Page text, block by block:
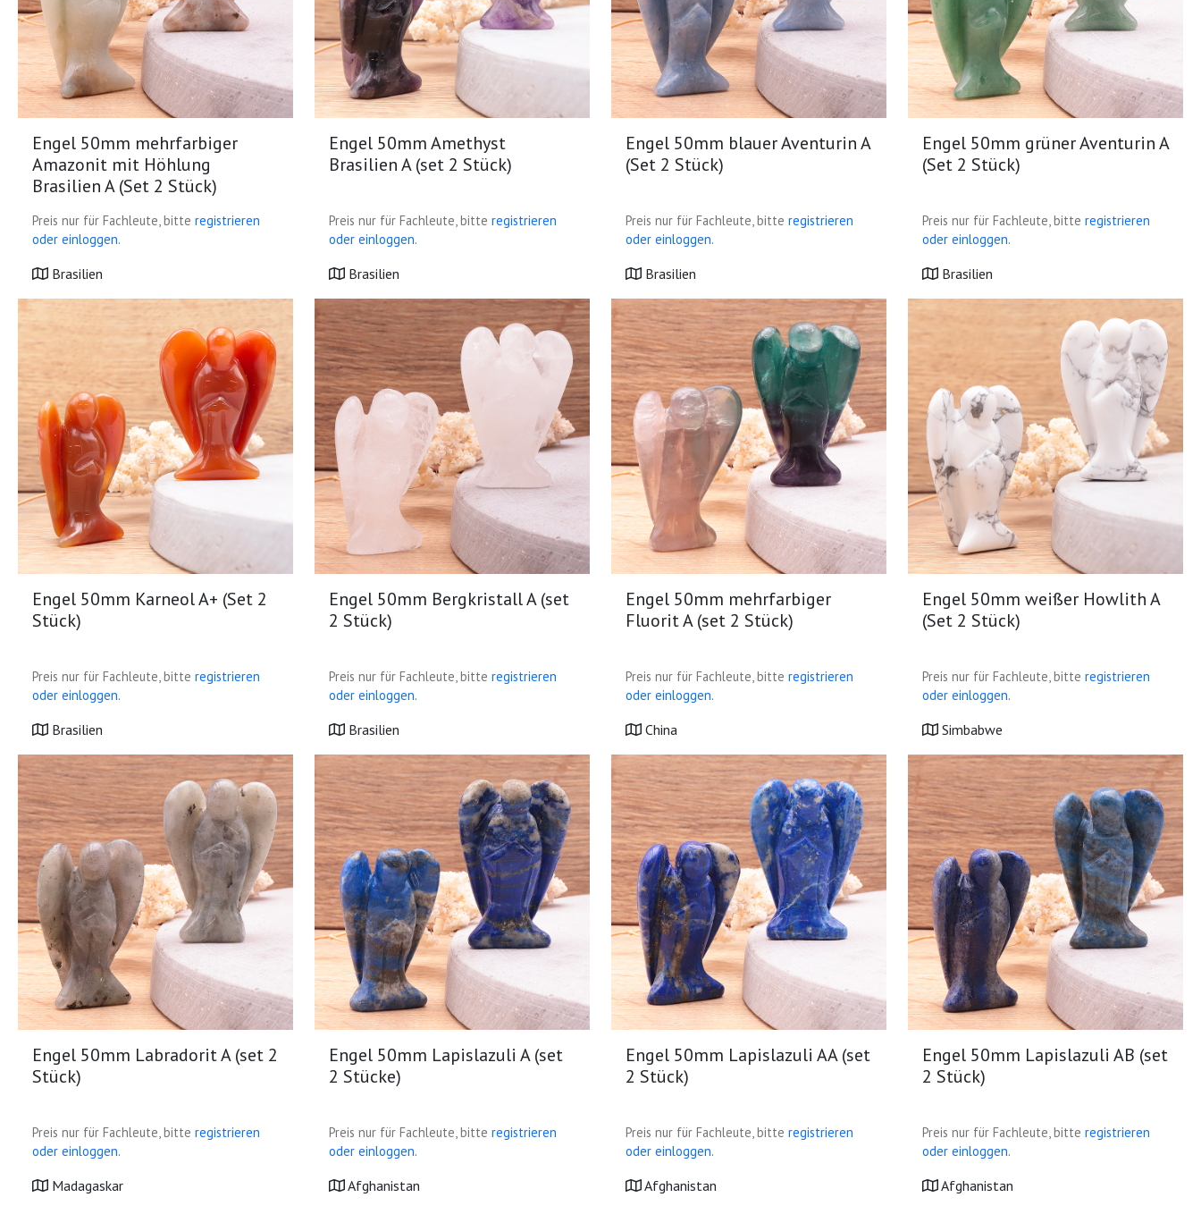
Engel 50mm mehrfarbiger
Amazonit mit Höhlung
Brasilien A (Set 2 Stück)
Preis nur für Fachleute, bitte registrieren
oder einloggen.
Brasilien
Engel 50mm Amethyst
Brasilien A (set 2 Stück)
Preis nur für Fachleute, bitte registrieren
oder einloggen.
Brasilien
Engel 50mm blauer Aventurin A
(Set 2 Stück)
Preis nur für Fachleute, bitte registrieren
oder einloggen.
Brasilien
Engel 50mm grüner Aventurin A
(Set 2 Stück)
Preis nur für Fachleute, bitte registrieren
oder einloggen.
Brasilien
Engel 50mm Karneol A+ (Set 2
Stück)
Preis nur für Fachleute, bitte registrieren
oder einloggen.
Brasilien
Engel 50mm Bergkristall A (set
2 Stück)
Preis nur für Fachleute, bitte registrieren
oder einloggen.
Brasilien
Engel 50mm mehrfarbiger
Fluorit A (set 2 Stück)
Preis nur für Fachleute, bitte registrieren
oder einloggen.
China
Engel 50mm weißer Howlith A
(Set 2 Stück)
Preis nur für Fachleute, bitte registrieren
oder einloggen.
Simbabwe
Engel 50mm Labradorit A (set 2
Stück)
Preis nur für Fachleute, bitte registrieren
oder einloggen.
Madagaskar
Engel 50mm Lapislazuli A (set
2 Stücke)
Preis nur für Fachleute, bitte registrieren
oder einloggen.
Afghanistan
Engel 50mm Lapislazuli AA (set
2 Stück)
Preis nur für Fachleute, bitte registrieren
oder einloggen.
Afghanistan
Engel 50mm Lapislazuli AB (set
2 Stück)
Preis nur für Fachleute, bitte registrieren
oder einloggen.
Afghanistan